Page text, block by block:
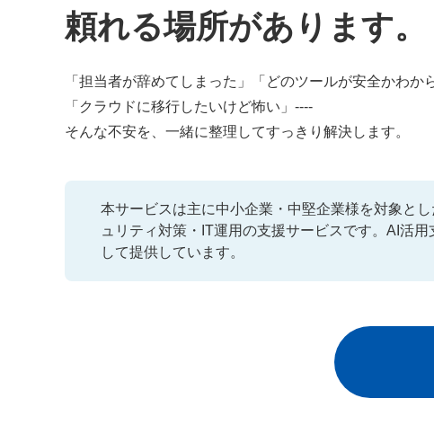
頼れる場所があります。
「担当者が辞めてしまった」「どのツールが安全かわか
「クラウドに移行したいけど怖い」----
そんな不安を、一緒に整理してすっきり解決します。
本サービスは主に中小企業・中堅企業様を対象と
ュリティ対策・IT運用の支援サービスです。AI活
して提供しています。